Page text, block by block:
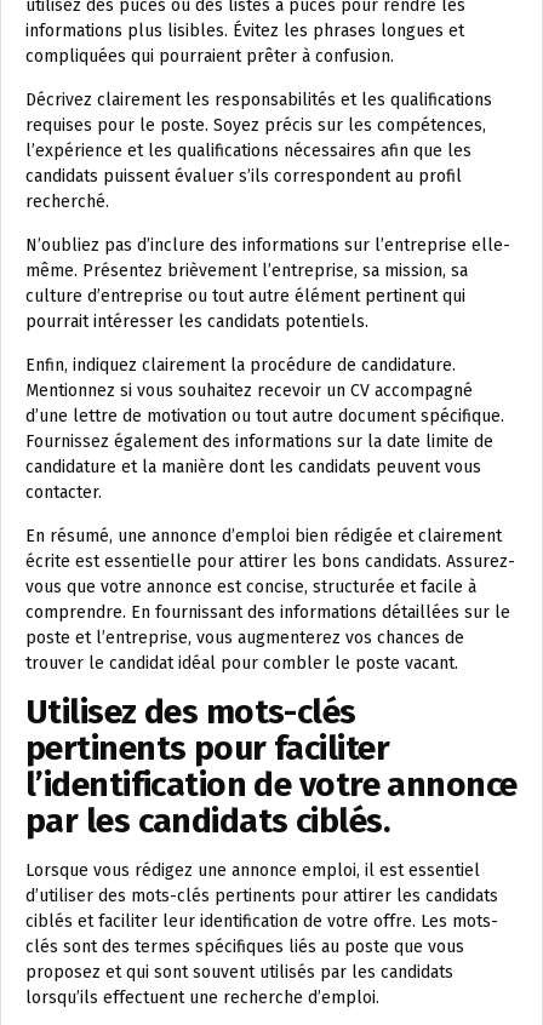
utilisez des puces ou des listes à puces pour rendre les
informations plus lisibles. Évitez les phrases longues et
compliquées qui pourraient prêter à confusion.
Décrivez clairement les responsabilités et les qualifications
requises pour le poste. Soyez précis sur les compétences,
l’expérience et les qualifications nécessaires afin que les
candidats puissent évaluer s’ils correspondent au profil
recherché.
N’oubliez pas d’inclure des informations sur l’entreprise elle-
même. Présentez brièvement l’entreprise, sa mission, sa
culture d’entreprise ou tout autre élément pertinent qui
pourrait intéresser les candidats potentiels.
Enfin, indiquez clairement la procédure de candidature.
Mentionnez si vous souhaitez recevoir un CV accompagné
d’une lettre de motivation ou tout autre document spécifique.
Fournissez également des informations sur la date limite de
candidature et la manière dont les candidats peuvent vous
contacter.
En résumé, une annonce d’emploi bien rédigée et clairement
écrite est essentielle pour attirer les bons candidats. Assurez-
vous que votre annonce est concise, structurée et facile à
comprendre. En fournissant des informations détaillées sur le
poste et l’entreprise, vous augmenterez vos chances de
trouver le candidat idéal pour combler le poste vacant.
Utilisez des mots-clés
pertinents pour faciliter
l’identification de votre annonce
par les candidats ciblés.
Lorsque vous rédigez une annonce emploi, il est essentiel
d’utiliser des mots-clés pertinents pour attirer les candidats
ciblés et faciliter leur identification de votre offre. Les mots-
clés sont des termes spécifiques liés au poste que vous
proposez et qui sont souvent utilisés par les candidats
lorsqu’ils effectuent une recherche d’emploi.